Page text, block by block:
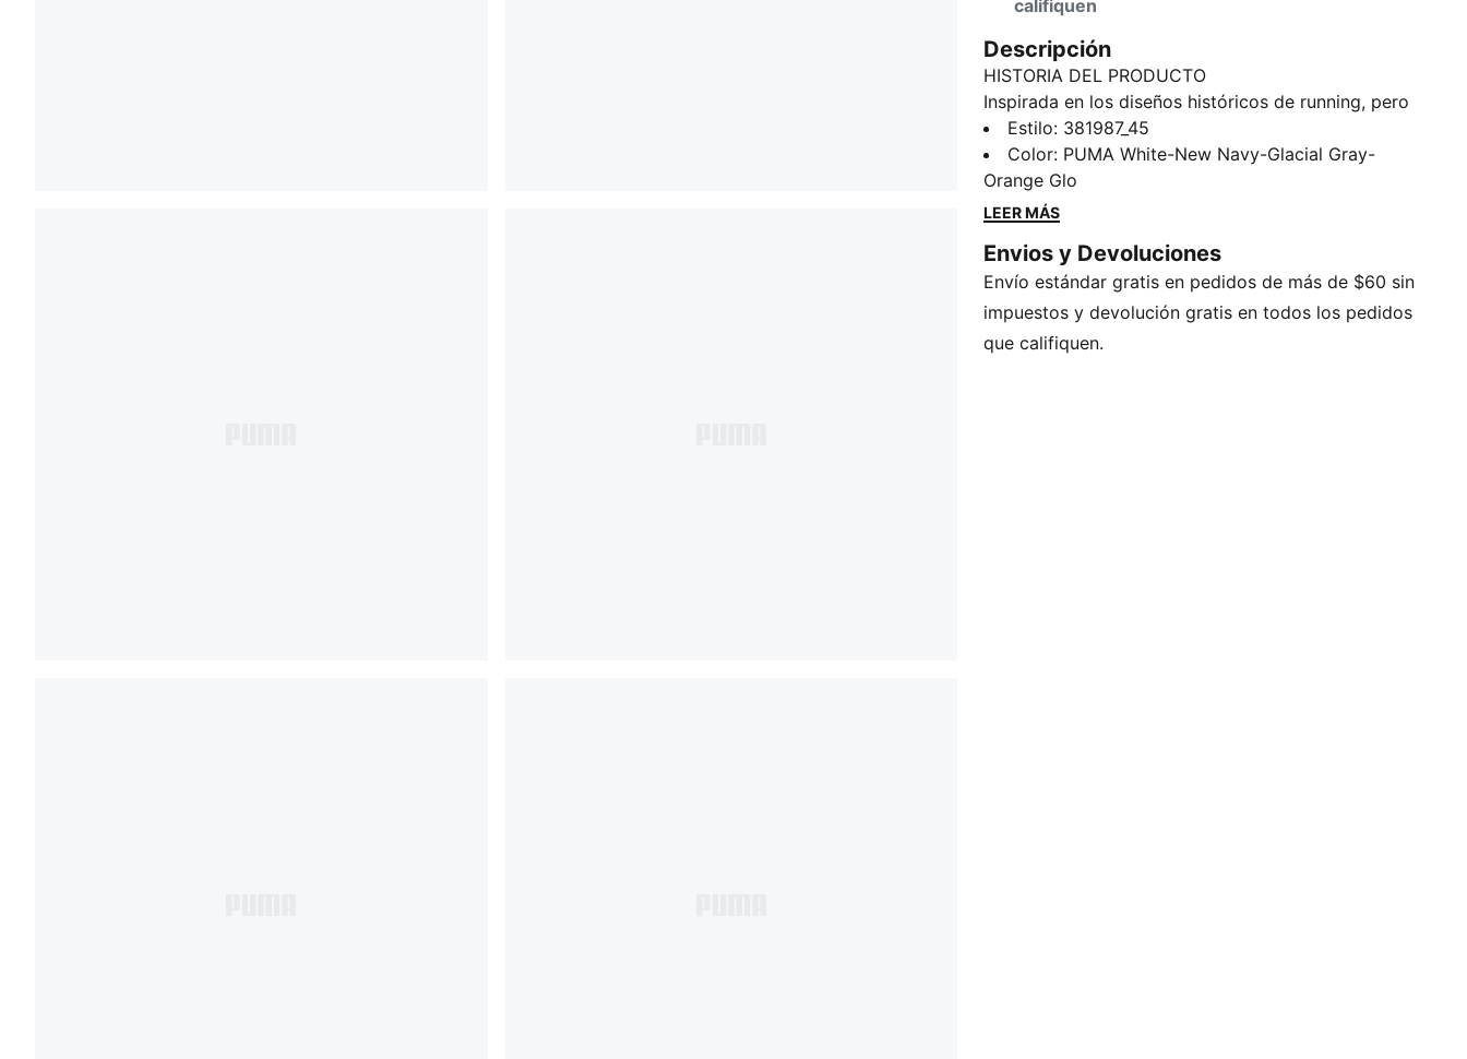
califiquen
Descripción
HISTORIA DEL PRODUCTO
Inspirada en los diseños históricos de running, pero
adaptados a la comodidad casual, la colección
Graviton está en la intersección entre la modernidad
y lo extraordinario. Este modelo alegre para usar
todos los días incorpora un empeine de material
llamativos y una estética progresiva de nivel superior
que hace que lo informal se vea refinado.
CARACTERÍSTICAS + BENEFICIOS
SoftFoam+: la cómoda plantilla PUMA que combina
Estilo: 381987_45
Color: PUMA White-New Navy-Glacial Gray-
Orange Glo
LEER MÁS
Envios y Devoluciones
Envío estándar gratis en pedidos de más de $60 sin
impuestos y devolución gratis en todos los pedidos
que califiquen.